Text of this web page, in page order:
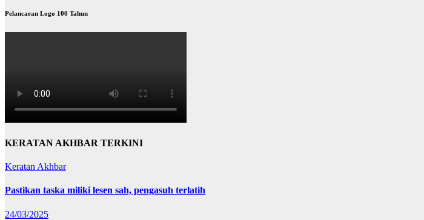
Pelancaran Logo 100 Tahun
KERATAN AKHBAR TERKINI
Keratan Akhbar
Pastikan taska miliki lesen sah, pengasuh terlatih
24/03/2025